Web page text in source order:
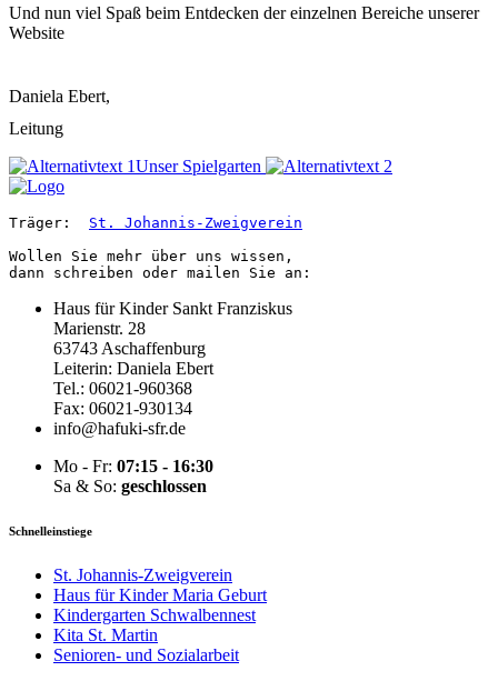
Und nun viel Spaß beim Entdecken der einzelnen Bereiche unserer
Website
Daniela Ebert,
Leitung
Unser Spielgarten
Träger: St. Johannis-Zweigverein
Wollen Sie mehr über uns wissen,
dann schreiben oder mailen Sie an:
Haus für Kinder Sankt Franziskus
Marienstr. 28
63743 Aschaffenburg
Leiterin: Daniela Ebert
Tel.: 06021-960368
Fax: 06021-930134
info@hafuki-sfr.de
Mo - Fr: 07:15 - 16:30
Sa & So: geschlossen
Schnelleinstiege
St. Johannis-Zweigverein
Haus für Kinder Maria Geburt
Kindergarten Schwalbennest
Kita St. Martin
Senioren- und Sozialarbeit